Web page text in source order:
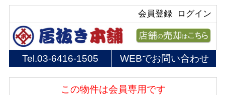
ログイン
会員登録
Tel.03-6416-1505 WEBでお問い合わせ
この物件は会員専用です